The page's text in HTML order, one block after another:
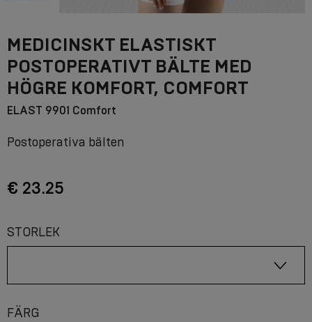
MEDICINSKT ELASTISKT
POSTOPERATIVT BÄLTE MED
HÖGRE KOMFORT, COMFORT
ELAST 9901 Comfort
Postoperativa bälten
€ 23.25
STORLEK
FÄRG